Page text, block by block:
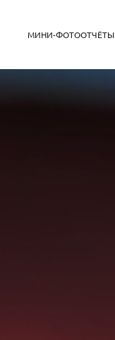
МИНИ-ФОТООТЧЁТЫ